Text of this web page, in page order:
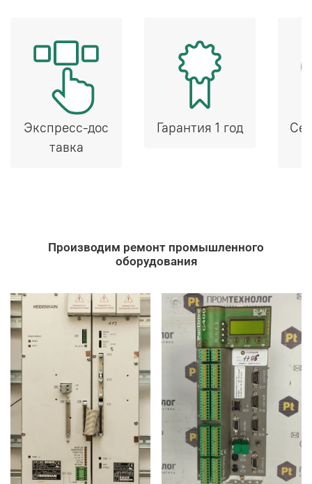
Экспресс-дос
тавка
Гарантия 1 год
Производим ремонт промышленного
оборудования